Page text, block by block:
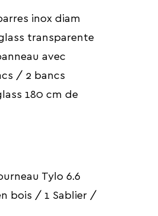
inox diam
transparente
avec
/ 2 bancs
180 cm de
Tylo 6.6
bois / 1 Sablier /